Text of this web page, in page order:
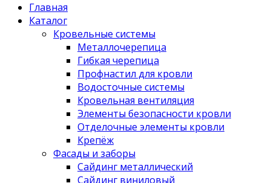
Главная
Каталог
Кровельные системы
Металлочерепица
Гибкая черепица
Профнастил для кровли
Водосточные системы
Кровельная вентиляция
Элементы безопасности кровли
Отделочные элементы кровли
Крепёж
Фасады и заборы
Сайдинг металлический
Сайдинг виниловый